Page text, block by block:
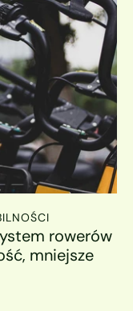
rowerów
mniejsze